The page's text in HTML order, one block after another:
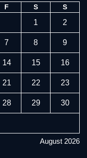
August 2026
F S S
1 2
7 8 9
14 15 16
21 22 23
28 29 30